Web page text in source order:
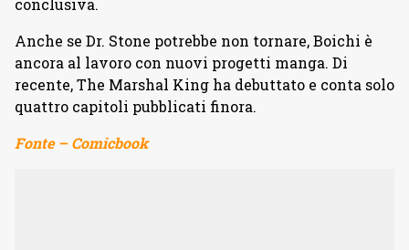
conclusiva.
Anche se Dr. Stone potrebbe non tornare, Boichi è
ancora al lavoro con nuovi progetti manga. Di
recente, The Marshal King ha debuttato e conta solo
quattro capitoli pubblicati finora.
Fonte – Comicbook